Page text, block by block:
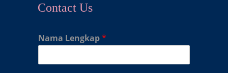
Contact Us
Nama Lengkap*